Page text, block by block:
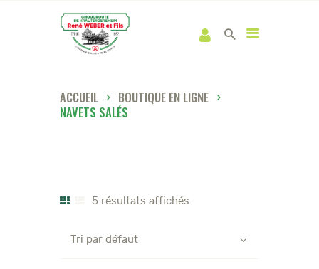
ACCUEIL
BOUTIQUE EN LIGNE
NAVETS SALÉS
5 résultats affichés